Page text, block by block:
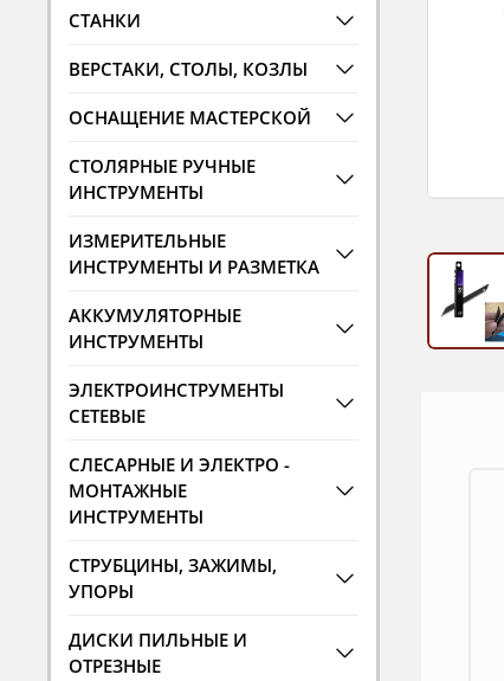
СТАНКИ
ВЕРСТАКИ, СТОЛЫ, КОЗЛЫ
ОСНАЩЕНИЕ МАСТЕРСКОЙ
СТОЛЯРНЫЕ РУЧНЫЕ
ИНСТРУМЕНТЫ
ИЗМЕРИТЕЛЬНЫЕ
ИНСТРУМЕНТЫ И РАЗМЕТКА
АККУМУЛЯТОРНЫЕ
ИНСТРУМЕНТЫ
ЭЛЕКТРОИНСТРУМЕНТЫ
СЕТЕВЫЕ
СЛЕСАРНЫЕ И ЭЛЕКТРО -
МОНТАЖНЫЕ
ИНСТРУМЕНТЫ
СТРУБЦИНЫ, ЗАЖИМЫ,
УПОРЫ
ДИСКИ ПИЛЬНЫЕ И
ОТРЕЗНЫЕ